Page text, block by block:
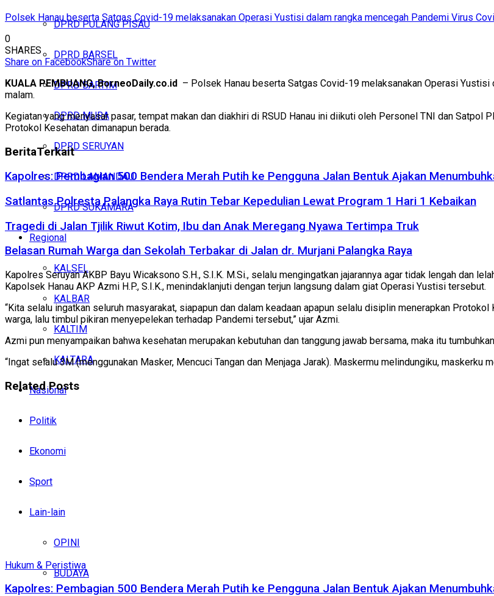
DPRD PULANG PISAU
DPRD BARSEL
DPRD BARTIM
DPRD MURA
DPRD SERUYAN
DPRD LAMANDAU
DPRD SUKAMARA
Regional
KALSEL
KALBAR
KALTIM
KALTARA
Nasional
Politik
Ekonomi
Sport
Lain-lain
OPINI
BUDAYA
Polsek Hanau beserta Satgas Covid-19 melaksanakan Operasi Yustisi dalam rangka mencegah Pandemi Virus
0
SHARES
Share on FacebookShare on Twitter
KUALA PEMBUANG, BorneoDaily.co.id – Polsek Hanau beserta Satgas Covid-19 melaksanakan Operasi
malam.
Kegiatan yang menyasar pasar, tempat makan dan diakhiri di RSUD Hanau ini diikuti oleh Personel TNI dan
Protokol Kesehatan dimanapun berada.
BeritaTerkait
Kapolres: Pembagian 500 Bendera Merah Putih ke Pengguna Jalan Bentuk Ajakan
Satlantas Polresta Palangka Raya Rutin Tebar Kepedulian Lewat Program 1 Hari 1 Kebaikan
Tragedi di Jalan Tjilik Riwut Kotim, Ibu dan Anak Meregang Nyawa Tertimpa Truk
Belasan Rumah Warga dan Sekolah Terbakar di Jalan dr. Murjani Palangka Raya
Kapolres Seruyan AKBP Bayu Wicaksono S.H., S.I.K. M.Si., selalu mengingatkan jajarannya agar tidak lengah dan
Kapolsek Hanau AKP Azmi H.P., S.I.K., menindaklanjuti dengan terjun langsung dalam giat Operasi Yustisi tersebut.
“Kita selalu ingatkan seluruh masyarakat, siapapun dan dalam keadaan apapun selalu disiplin menerapkan
warga, lalu timbul pikiran menyepelekan terhadap Pandemi tersebut,” ujar Azmi.
Azmi pun menyampaikan bahwa kesehatan merupakan kebutuhan dan tanggung jawab bersama, maka itu
“Ingat selalu 3M (menggunakan Masker, Mencuci Tangan dan Menjaga Jarak). Maskermu melindungiku, maskerku
RelatedPosts
Hukum & Peristiwa
Kapolres: Pembagian 500 Bendera Merah Putih ke Pengguna Jalan Bentuk Ajakan